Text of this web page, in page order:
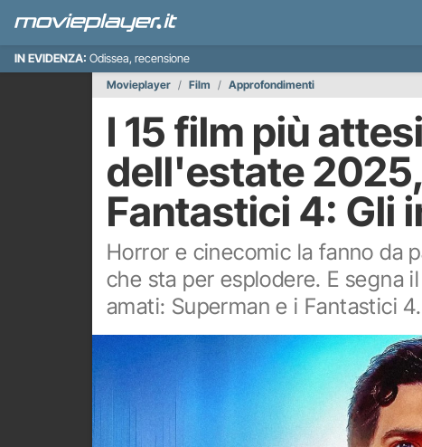
IN EVIDENZA: Odissea, recensione
Movieplayer
Film Approfondimenti
I 15 film più
dell'estate
Fantastici 4: Gli
Horror e cinecomic la fanno da
che sta per esplodere. E segna
amati: Superman e i Fantastici 4.